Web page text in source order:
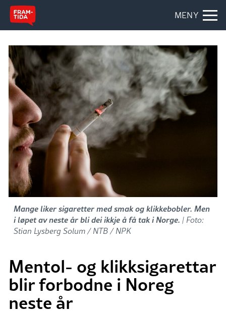
MENY
Mange liker sigaretter med smak og klikkebobler. Men
i løpet av neste år bli dei ikkje å få tak i Norge. | Foto:
Stian Lysberg Solum / NTB / NPK
Mentol- og klikksigarettar
blir forbodne i Noreg
neste år